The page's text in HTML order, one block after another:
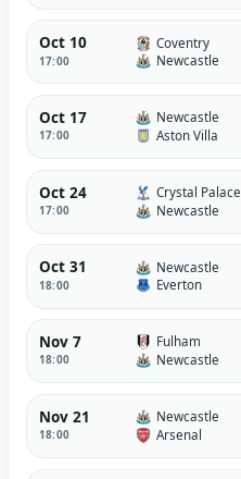
Oct 10
17:00
Coventry
Newcastle
Oct 17
17:00
Newcastle
Aston Villa
Oct 24
17:00
Crystal Palace
Newcastle
Oct 31
18:00
Newcastle
Everton
Nov 7
18:00
Fulham
Newcastle
Nov 21
18:00
Newcastle
Arsenal